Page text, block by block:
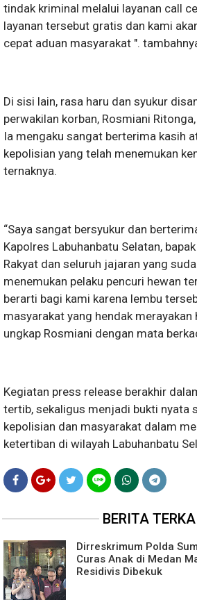
tindak kriminal melalui layanan call
layanan tersebut gratis dan kami
cepat aduan masyarakat ".
Di sisi lain, rasa haru dan syukur
perwakilan korban, Rosmiani
Ia mengaku sangat berterima kasih
kepolisian yang telah menemukan
ternaknya.
“Saya sangat bersyukur dan
Kapolres Labuhanbatu Selatan,
Rakyat dan seluruh jajaran yang
menemukan pelaku pencuri hewan
berarti bagi kami karena lembu
masyarakat yang hendak merayakan
ungkap Rosmiani dengan mata
Kegiatan press release berakhir
tertib, sekaligus menjadi bukti nyata
kepolisian dan masyarakat dalam
ketertiban di wilayah Labuhanbatu
BERITA
Dirreskrimum Polda
Curas Anak di Medan
Residivis Dibekuk